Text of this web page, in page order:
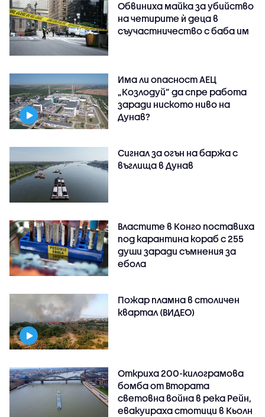
Обвиниха майка за убийство
на четирите ѝ деца в
съучастничество с баба им
Има ли опасност АЕЦ
„Козлодуй” да спре работа
заради ниското ниво на
Дунав?
Сигнал за огън на баржа с
въглища в Дунав
Властите в Конго поставиха
под карантина кораб с 255
души заради съмнения за
ебола
Пожар пламна в столичен
квартал (ВИДЕО)
Откриха 200-килограмова
бомба от Втората
световна война в река Рейн,
евакуираха стотици в Кьолн